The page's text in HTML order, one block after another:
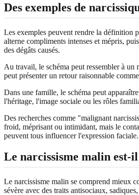
Des exemples de
Les exemples peuvent rendre la définition
alterne compliments intenses et mépris,
des dégâts causés.
Au travail, le schéma peut ressembler à un
peut présenter un retour raisonnable
Dans une famille, le schéma peut
l'héritage, l'image sociale ou les rôles
Des recherches comme "malignant
froid, méprisant ou intimidant, mais le
peuvent tous influencer l'expression
Le narcissisme malin est-
Le narcissisme malin se comprend mieux
sévère avec des traits antisociaux,